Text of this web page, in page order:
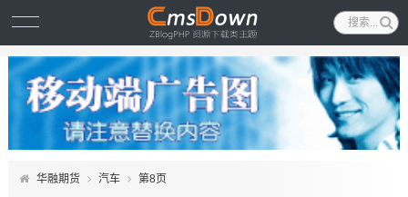
华融期货 汽车 第8页